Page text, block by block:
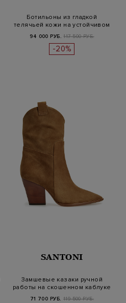
Ботильоны из гладкой
телячьей кожи на устойчивом
94 000 РУБ. 117 500 РУБ.
-20%
SANTONI
Замшевые казаки ручной
работы на скошенном каблуке
71 700 РУБ. 119 500 РУБ.